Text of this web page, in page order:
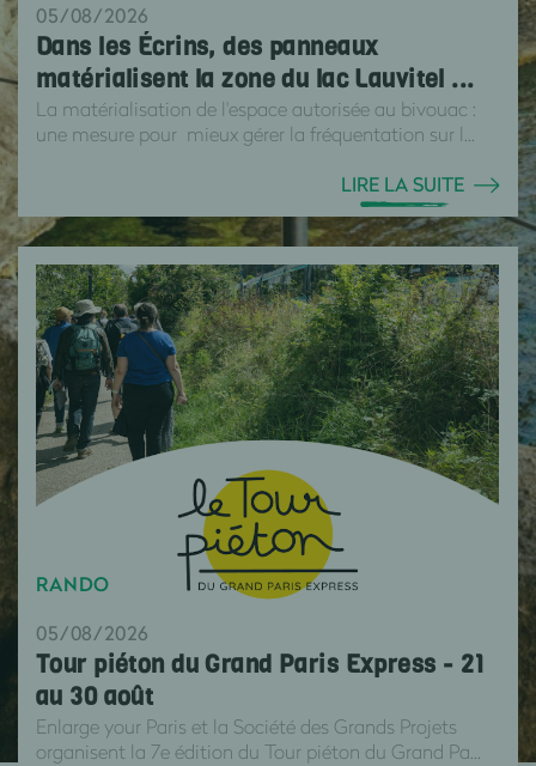
05/08/2026
Dans les Écrins, des panneaux
matérialisent la zone du lac Lauvitel ...
La matérialisation de l'espace autorisée au bivouac :
une mesure pour mieux gérer la fréquentation sur l...
LIRE LA SUITE
RANDO
05/08/2026
Tour piéton du Grand Paris Express - 21
au 30 août
Enlarge your Paris et la Société des Grands Projets
organisent la 7e édition du Tour piéton du Grand Pa...